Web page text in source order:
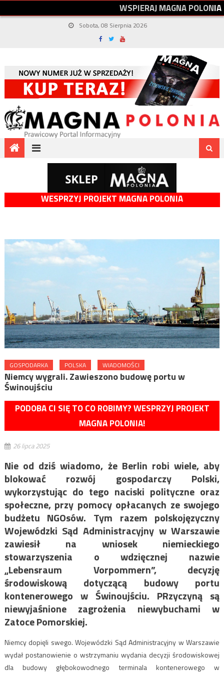
WSPIERAJMAGNAPOLONIA
Sobota, 08 Sierpnia 2026
WESPRZYJ PROJEKT MAGNA POLONIA
GOSPODARKA POLSKA WIADOMOŚCI
Niemcy wygrali. Zawieszono budowę portu w
Świnoujściu
PODOBA CI SIĘ TO CO ROBIMY? WESPRZYJ PROJEKT
MAGNA POLONIA!
26 lipca 2025
Nie od dziś wiadomo, że Berlin robi wiele, aby
blokować rozwój gospodarczy Polski,
wykorzystując do tego naciski polityczne oraz
społeczne, przy pomocy opłacanych ze swojego
budżetu NGOsów. Tym razem polskojęzyczny
Wojewódzki Sąd Administracyjny w Warszawie
zawiesił na wniosek niemieckiego
stowarzyszenia o wdzięcznej nazwie
„Lebensraum Vorpommern”, decyzję
środowiskową dotyczącą budowy portu
kontenerowego w Świnoujściu. PRzyczyną są
niewyjaśnione zagrożenia niewybuchami w
Zatoce Pomorskiej.
Niemcy dopięli swego. Wojewódzki Sąd Administracyjny w Warszawie
wydał postanowienie o wstrzymaniu wydania decyzji środowiskowej
dla budowy głębokowodnego terminala kontenerowego w